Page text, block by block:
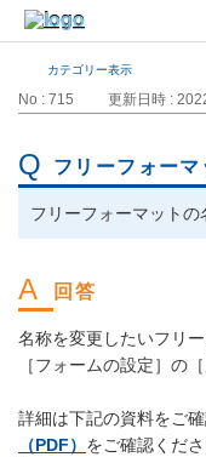
カテゴリー表示
No : 715 更新日時 :
フリーフォーマ
フリーフォーマットの
名称を変更したいフリ
［フォームの設定］の
詳細は下記の資料をご
（PDF） をご確認くださ